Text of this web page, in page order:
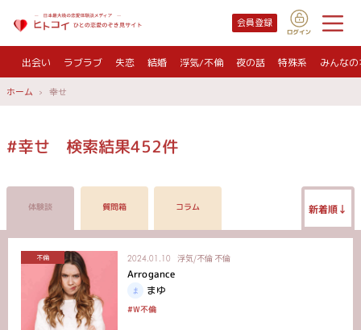
会員登録
出会い ラブラブ 失恋 結婚 浮気/不倫 夜の話 特殊系 みんな
ホーム 幸せ
#幸せ 検索結果452件
体験談 質問箱 コラム 新着順↓
不倫 2024.01.10 浮気/不倫 不倫
Arrogance
まゆ
#W不倫